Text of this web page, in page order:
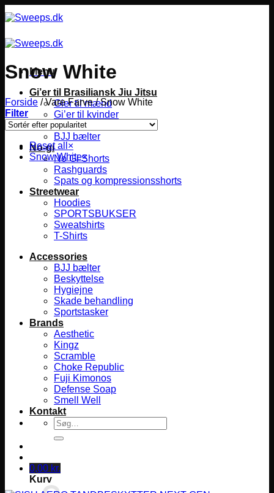
til
Menu
Gi’er til Brasiliansk Jiu Jitsu
Gier til mænd
Gi’er til kvinder
Gier til børn
BJJ bælter
No-gi
No Gi Shorts
Rashguards
Spats og kompressionsshorts
Streetwear
Hoodies
SPORTSBUKSER
Sweatshirts
T-Shirts
Accessories
BJJ bælter
Beskyttelse
Hygiejne
Skade behandling
Sportstasker
Brands
Aesthetic
Kingz
Scramble
Choke Republic
Fuji Kimonos
Defense Soap
Smell Well
Kontakt
Søg
efter:
0,00 kr.
Kurv
Snow White
Forside /Vare Farve/Snow White
Filter
Reset all ×
Snow White×